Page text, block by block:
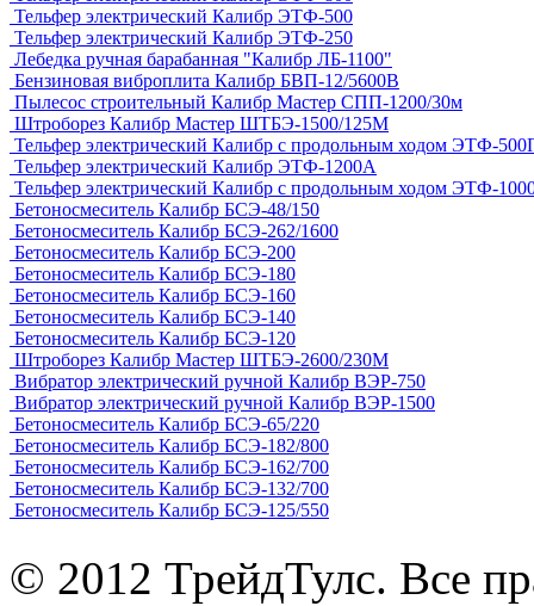
Тельфер электрический Калибр ЭТФ-500
Тельфер электрический Калибр ЭТФ-250
Лебедка ручная барабанная "Калибр ЛБ-1100"
Бензиновая виброплита Калибр БВП-12/5600В
Пылесос строительный Калибр Мастер СПП-1200/30м
Штроборез Калибр Мастер ШТБЭ-1500/125М
Тельфер электрический Калибр с продольным ходом ЭТФ-
Тельфер электрический Калибр ЭТФ-1200А
Тельфер электрический Калибр с продольным ходом ЭТФ-
Бетоносмеситель Калибр БСЭ-48/150
Бетоносмеситель Калибр БСЭ-262/1600
Бетоносмеситель Калибр БСЭ-200
Бетоносмеситель Калибр БСЭ-180
Бетоносмеситель Калибр БСЭ-160
Бетоносмеситель Калибр БСЭ-140
Бетоносмеситель Калибр БСЭ-120
Штроборез Калибр Мастер ШТБЭ-2600/230М
Вибратор электрический ручной Калибр ВЭР-750
Вибратор электрический ручной Калибр ВЭР-1500
Бетоносмеситель Калибр БСЭ-65/220
Бетоносмеситель Калибр БСЭ-182/800
Бетоносмеситель Калибр БСЭ-162/700
Бетоносмеситель Калибр БСЭ-132/700
Бетоносмеситель Калибр БСЭ-125/550
© 2012 ТрейдТулс. Все